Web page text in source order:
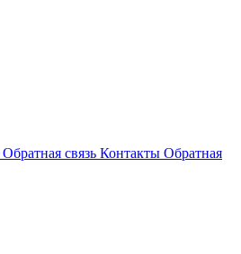
Обратная связь Контакты Обратная